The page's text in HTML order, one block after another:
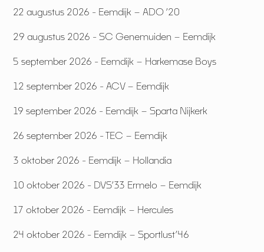
22 augustus 2026 - Eemdijk – ADO ’20
29 augustus 2026 - SC Genemuiden – Eemdijk
5 september 2026 - Eemdijk – Harkemase Boys
12 september 2026 - ACV – Eemdijk
19 september 2026 - Eemdijk – Sparta Nijkerk
26 september 2026 - TEC – Eemdijk
3 oktober 2026 - Eemdijk – Hollandia
10 oktober 2026 - DVS’33 Ermelo – Eemdijk
17 oktober 2026 - Eemdijk – Hercules
24 oktober 2026 - Eemdijk – Sportlust’46